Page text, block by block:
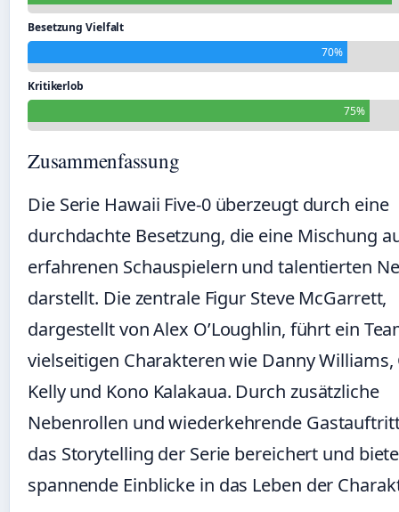
Besetzung Vielfalt
70%
Kritikerlob
75%
Zusammenfassung
Die Serie Hawaii Five-0 überzeugt durch eine
durchdachte Besetzung, die eine Mischung
erfahrenen Schauspielern und talentierten
darstellt. Die zentrale Figur Steve McGarrett,
dargestellt von Alex O’Loughlin, führt ein
vielseitigen Charakteren wie Danny Williams,
Kelly und Kono Kalakaua. Durch zusätzliche
Nebenrollen und wiederkehrende
das Storytelling der Serie bereichert und
spannende Einblicke in das Leben der